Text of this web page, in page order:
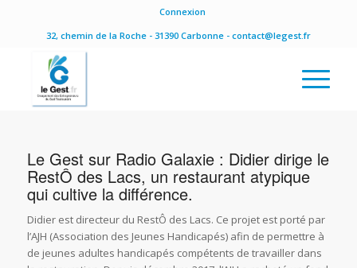
Connexion
32, chemin de la Roche - 31390 Carbonne - contact@legest.fr
Le Gest sur Radio Galaxie : Didier dirige le
RestÔ des Lacs, un restaurant atypique
qui cultive la différence.
Didier est directeur du RestÔ des Lacs. Ce projet est porté par
l’AJH (Association des Jeunes Handicapés) afin de permettre à
de jeunes adultes handicapés compétents de travailler dans